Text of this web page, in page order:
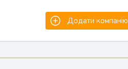
Додати компанію